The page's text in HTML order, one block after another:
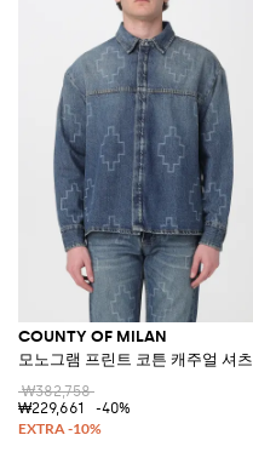
COUNTY OF MILAN
모노그램 프린트 코튼 캐주얼 셔츠
₩382,758
₩229,661
-40%